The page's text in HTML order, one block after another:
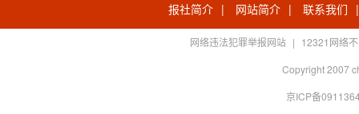
报社简介 | 网站简介 | 联系我们
网络违法犯罪举报网站 | 12321网络
Copyright 2007
京ICP备